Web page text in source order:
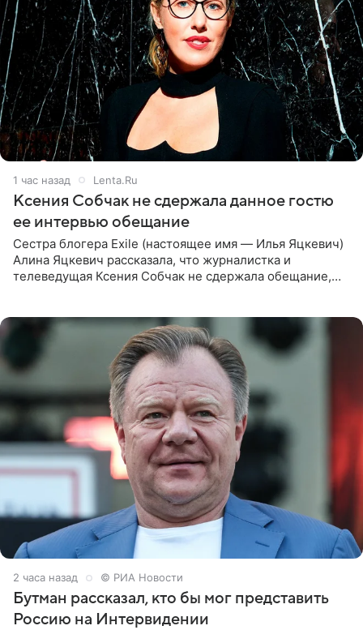
1 час назад Lenta.Ru
Ксения Собчак не сдержала данное гостю
ее интервью обещание
Сестра блогера Exile (настоящее имя — Илья Яцкевич)
Алина Яцкевич рассказала, что журналистка и
телеведущая Ксения Собчак не сдержала обещание,
2 часа назад © РИА Новости
Бутман рассказал, кто бы мог представить
Россию на Интервидении